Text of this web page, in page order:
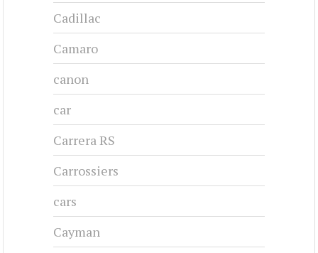
Cadillac
Camaro
canon
car
Carrera RS
Carrossiers
cars
Cayman